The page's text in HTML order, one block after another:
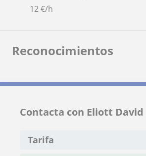
12€/h
Reconocimientos
Contacta con Eliott David
Tarifa